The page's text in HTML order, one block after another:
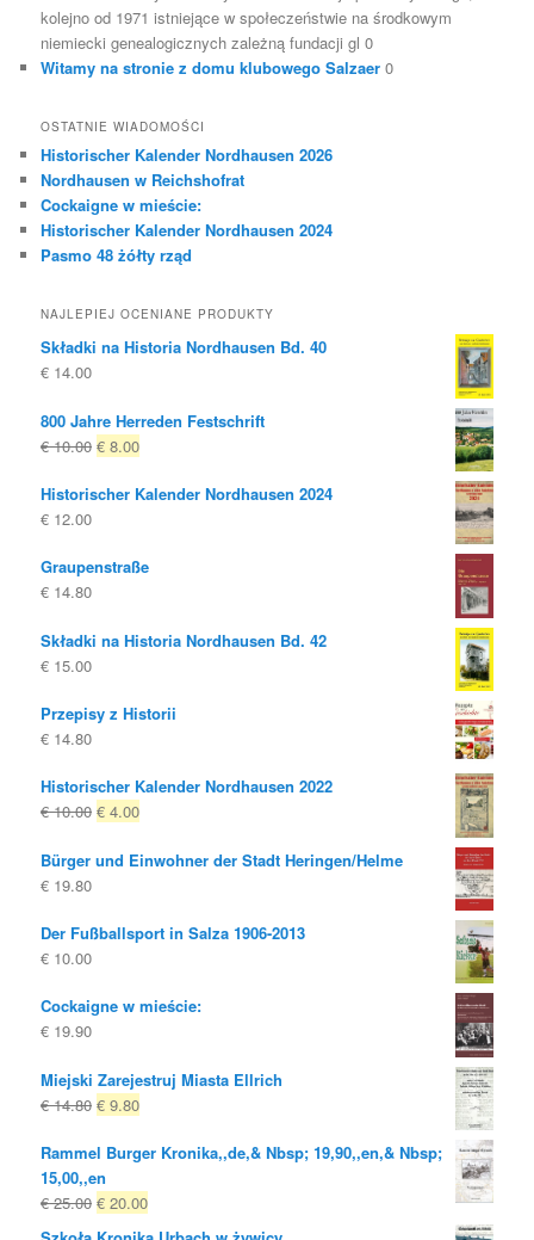
kolejno od 1971 istniejące w społeczeństwie na środkowym
niemiecki genealogicznych zależną fundacji gl 0
Witamy na stronie z domu klubowego Salzaer 0
OSTATNIE WIADOMOŚCI
Historischer Kalender Nordhausen 2026
Nordhausen w Reichshofrat
Cockaigne w mieście:
Historischer Kalender Nordhausen 2024
Pasmo 48 żółty rząd
NAJLEPIEJ OCENIANE PRODUKTY
Składki na Historia Nordhausen Bd. 40
€ 14.00
800 Jahre Herreden Festschrift
€10.00 Oryginalna
była:
€ 8.00Obecna
to:
Historischer Kalender Nordhausen 2024
€ 12.00
Graupenstraße
€ 14.80
Składki na Historia Nordhausen Bd. 42
€ 15.00
Przepisy z Historii
€ 14.80
Historischer Kalender Nordhausen 2022
€10.00 Oryginalna
była:
€ 4.00Obecna
to:
Bürger und Einwohner der Stadt Heringen/Helme
€ 19.80
Der Fußballsport in Salza 1906-2013
€ 10.00
Cockaigne w mieście:
€ 19.90
Miejski Zarejestruj Miasta Ellrich
€14.80 Oryginalna
była:
€ 14.80
€ 9.80Obecna
to:
Rammel Burger Kronika,,de,& Nbsp; 19,90,,en,& Nbsp;
15,00,,en
€25.00 Oryginalna
cena
€ 20.00Obecna
cena